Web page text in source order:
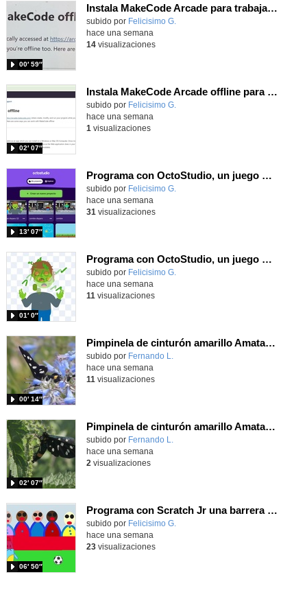
Instala MakeCode Arcade para trabajar offline en tu tablet, ordenador, Chromebook
Contenido educativo.
subido por Felicisimo G.
00′ 59″
hace una semana
14visualizaciones
Instala MakeCode Arcade offline para programar grandes juegos sin necesidad de Internet
Contenido educativo.
subido por Felicisimo G.
02′ 07″
hace una semana
1 visualizaciones
Programa con OctoStudio, un juego de disparos contra Zombies con un cargador basado en el House of the dead
Contenido educativo.
subido por Felicisimo G.
13′ 07″
hace una semana
31 visualizaciones
Programa con OctoStudio, un juego homenajeando al House of the dead con Zombies
Contenido educativo.
subido por Felicisimo G.
01′ 0″
hace una semana
11 visualizaciones
Pimpinela de cinturón amarillo Amata phegea (Linnaeus, 1758)
Contenido educativo.
subido por Fernando L.
00′ 14″
hace una semana
11 visualizaciones
Pimpinela de cinturón amarillo Amata phegea (Linnaeus, 1758)
Contenido educativo.
subido por Fernando L.
02′ 07″
hace una semana
2 visualizaciones
Programa con Scratch Jr una barrera que se desplaza para dar sensación de movimiento
Contenido educativo.
subido por Felicisimo G.
06′ 50″
hace una semana
23visualizaciones